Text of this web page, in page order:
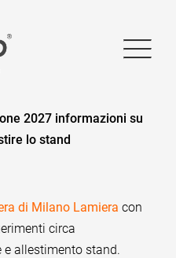
2027 informazioni su
lo stand
di Milano Lamiera con
circa
e allestimento stand.